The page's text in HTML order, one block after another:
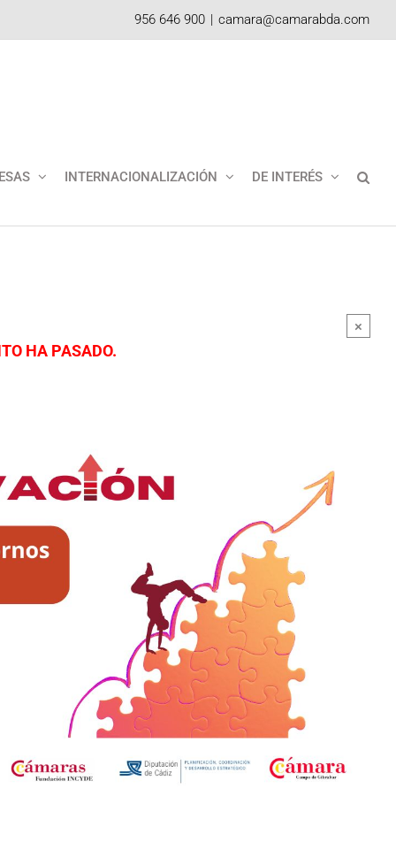
956 646 900 | camara@camarabda.com
INTERNACIONALIZACIÓN DE INTERÉS
HA PASADO.
×